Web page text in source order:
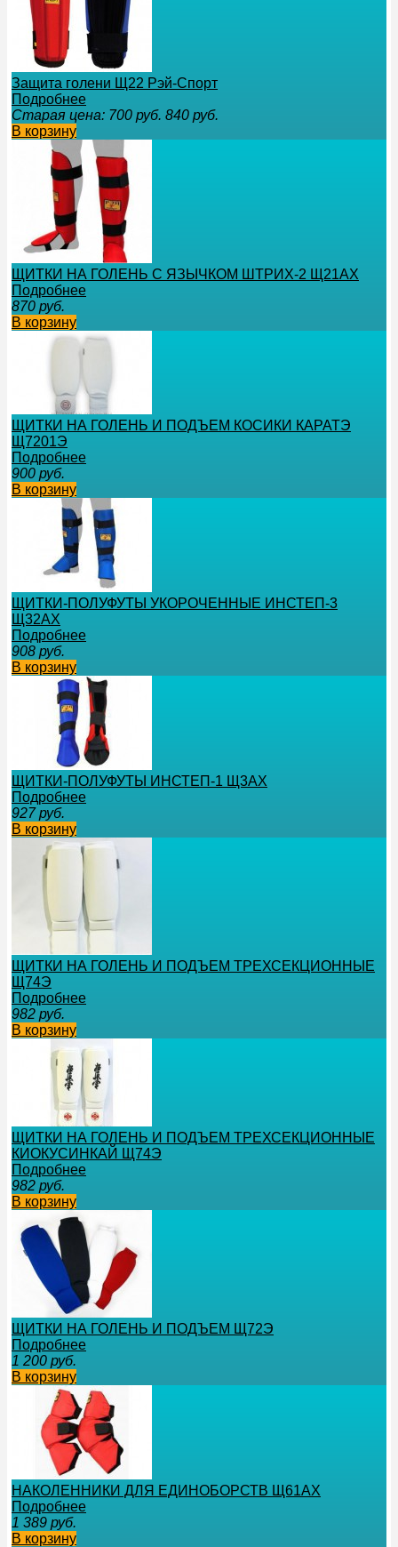
Защита голени Щ22 Рэй-Спорт
Подробнее
Старая цена: 700 руб. 840 руб.
В корзину
ЩИТКИ НА ГОЛЕНЬ С ЯЗЫЧКОМ ШТРИХ-2 Щ21АХ
Подробнее
870 руб.
В корзину
ЩИТКИ НА ГОЛЕНЬ И ПОДЪЕМ КОСИКИ КАРАТЭ
Щ7201Э
Подробнее
900 руб.
В корзину
ЩИТКИ-ПОЛУФУТЫ УКОРОЧЕННЫЕ ИНСТЕП-3
Щ32АХ
Подробнее
908 руб.
В корзину
ЩИТКИ-ПОЛУФУТЫ ИНСТЕП-1 Щ3АХ
Подробнее
927 руб.
В корзину
ЩИТКИ НА ГОЛЕНЬ И ПОДЪЕМ ТРЕХСЕКЦИОННЫЕ
Щ74Э
Подробнее
982 руб.
В корзину
ЩИТКИ НА ГОЛЕНЬ И ПОДЪЕМ ТРЕХСЕКЦИОННЫЕ
КИОКУСИНКАЙ Щ74Э
Подробнее
982 руб.
В корзину
ЩИТКИ НА ГОЛЕНЬ И ПОДЪЕМ Щ72Э
Подробнее
1 200 руб.
В корзину
НАКОЛЕННИКИ ДЛЯ ЕДИНОБОРСТВ Щ61АХ
Подробнее
1 389 руб.
В корзину